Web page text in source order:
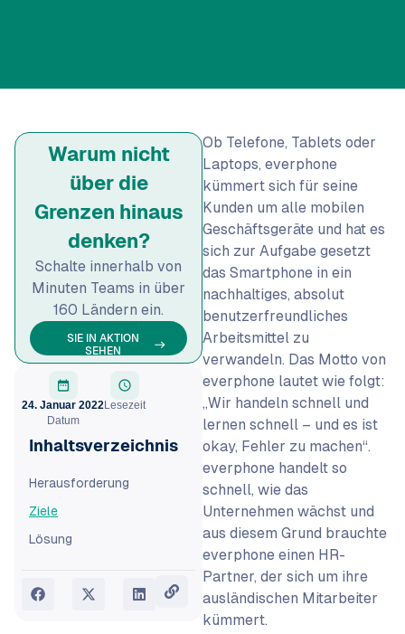
Warum nicht
über die
Grenzen hinaus
denken?
Schalte innerhalb von
Minuten Teams in über
160 Ländern ein.
SIE IN AKTION
SEHEN
24. Januar 2022
Datum
Lesezeit
Inhaltsverzeichnis
Herausforderung
Ziele
Lösung
Ob Telefone, Tablets oder
Laptops, everphone
kümmert sich für seine
Kunden um alle mobilen
Geschäftsgeräte und hat es
sich zur Aufgabe gesetzt
das Smartphone in ein
nachhaltiges, absolut
benutzerfreundliches
Arbeitsmittel zu
verwandeln. Das Motto von
everphone lautet wie folgt:
„Wir handeln schnell und
lernen schnell – und es ist
okay, Fehler zu machen“.
everphone handelt so
schnell, wie das
Unternehmen wächst und
aus diesem Grund brauchte
everphone einen HR-
Partner, der sich um ihre
ausländischen Mitarbeiter
kümmert.